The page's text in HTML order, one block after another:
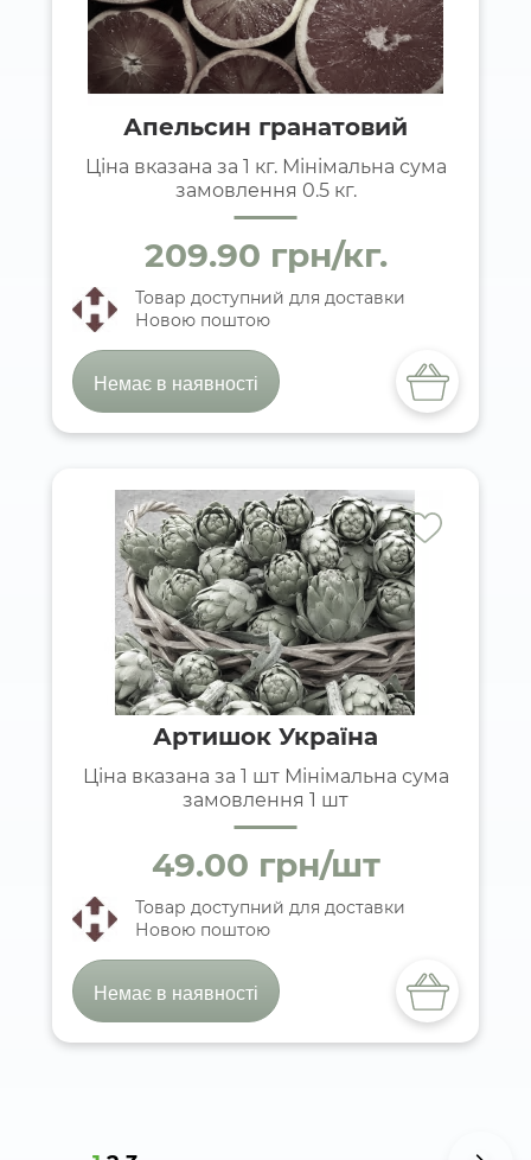
Апельсин гранатовий
Ціна вказана за 1 кг. Мінімальна сума
замовлення 0.5 кг.
209.90 грн/кг.
Товар доступний для доставки
Новою поштою
Немає в наявності
Артишок Україна
Ціна вказана за 1 шт Мінімальна сума
замовлення 1 шт
49.00 грн/шт
Товар доступний для доставки
Новою поштою
Немає в наявності